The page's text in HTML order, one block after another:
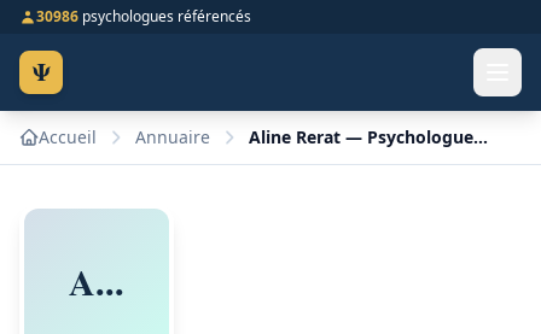
30986 psychologues référencés
Ψ
Accueil Annuaire Aline Rerat — Psychologue à Besançon
A...